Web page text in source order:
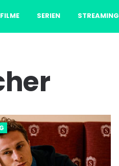
FILME SERIEN STREAMING